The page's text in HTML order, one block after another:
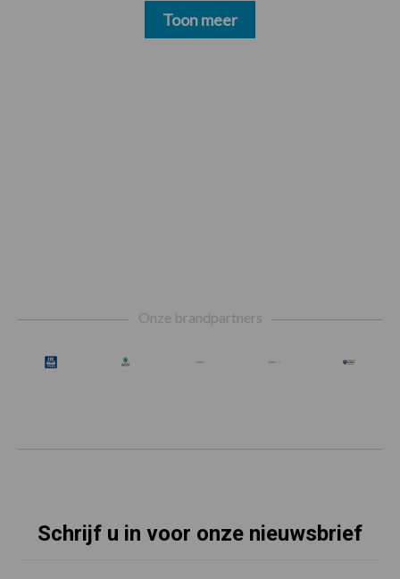
Toon meer
Onze brandpartners
Schrijf u in voor onze nieuwsbrief